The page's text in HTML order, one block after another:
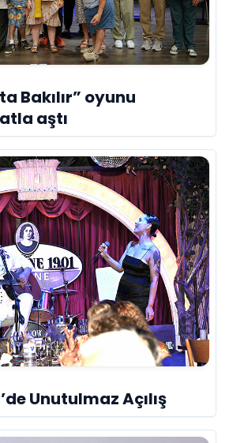
Bakılır” oyunu
aştı
Unutulmaz Açılış